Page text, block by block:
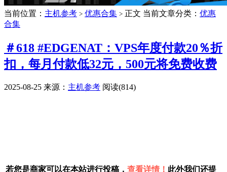
当前位置： 主机参考 > 优惠合集 > 正文 当前文章分类： 优惠
合集
＃618 #EDGENAT：VPS年度付款20％折
扣，每月付款低32元，500元将免费收费
2025-08-25 来源： 主机参考 阅读(814)
若您是商家可以在本站进行投稿， 查看详情！ 此外我们还提